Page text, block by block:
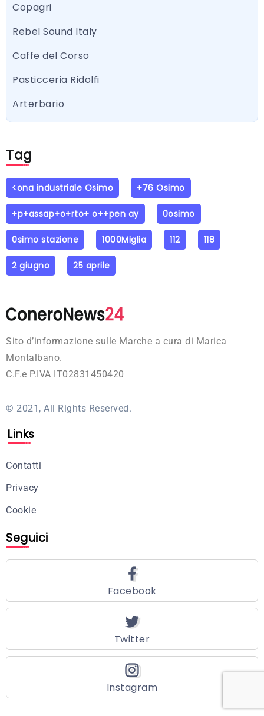
Copagri
Rebel Sound Italy
Caffe del Corso
Pasticceria Ridolfi
Arterbario
Tag
<ona industriale Osimo +76 Osimo
+p+assap+o+rto+ o++pen ay 0osimo
0simo stazione 1000Miglia 112 118
2 giugno 25 aprile
Sito d’informazione sulle Marche a cura di Marica
Montalbano.
C.F.e P.IVA IT02831450420
© 2021, All Rights Reserved.
Links
Contatti
Privacy
Cookie
Seguici
Facebook
Twitter
Instagram